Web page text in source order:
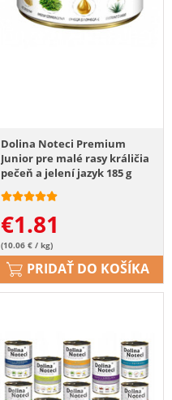
Dolina Noteci Premium
Junior pre malé rasy králičia
pečeň a jelení jazyk 185 g
€1.81
(10.06 € / kg)
PRIDAŤ DO KOŠÍKA